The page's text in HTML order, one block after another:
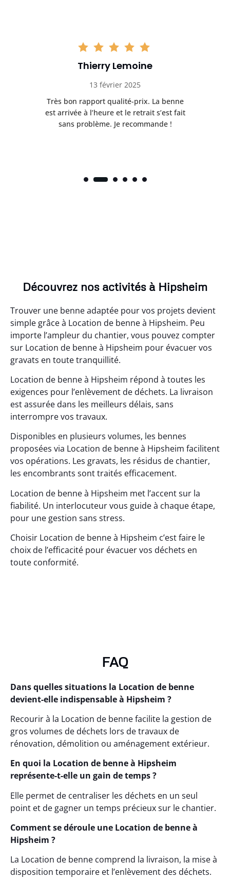
Thierry Lemoine
13 février 2025
Très bon rapport qualité-prix. La benne
est arrivée à l’heure et le retrait s’est fait
sans problème. Je recommande !
Découvrez nos activités à Hipsheim
Trouver une benne adaptée pour vos projets devient
simple grâce à Location de benne à Hipsheim. Peu
importe l’ampleur du chantier, vous pouvez compter
sur Location de benne à Hipsheim pour évacuer vos
gravats en toute tranquillité.
Location de benne à Hipsheim répond à toutes les
exigences pour l’enlèvement de déchets. La livraison
est assurée dans les meilleurs délais, sans
interrompre vos travaux.
Disponibles en plusieurs volumes, les bennes
proposées via Location de benne à Hipsheim facilitent
vos opérations. Les gravats, les résidus de chantier,
les encombrants sont traités efficacement.
Location de benne à Hipsheim met l’accent sur la
fiabilité. Un interlocuteur vous guide à chaque étape,
pour une gestion sans stress.
Choisir Location de benne à Hipsheim c’est faire le
choix de l’efficacité pour évacuer vos déchets en
toute conformité.
FAQ
Dans quelles situations la Location de benne
devient-elle indispensable à Hipsheim ?
Recourir à la Location de benne facilite la gestion de
gros volumes de déchets lors de travaux de
rénovation, démolition ou aménagement extérieur.
En quoi la Location de benne à Hipsheim
représente-t-elle un gain de temps ?
Elle permet de centraliser les déchets en un seul
point et de gagner un temps précieux sur le chantier.
Comment se déroule une Location de benne à
Hipsheim ?
La Location de benne comprend la livraison, la mise à
disposition temporaire et l’enlèvement des déchets.